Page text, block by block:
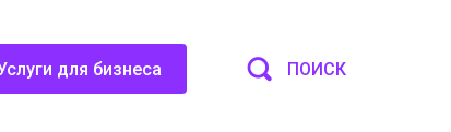
для бизнеса ПОИСК